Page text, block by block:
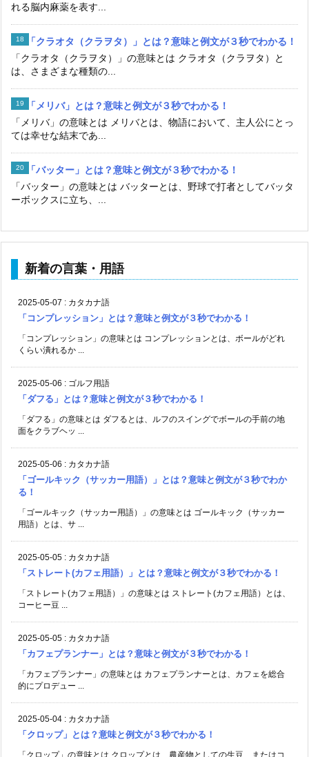
れる脳内麻薬を表す...
「クラオタ（クラヲタ）」とは？意味と例文が３秒でわかる！
「クラオタ（クラヲタ）」の意味とは クラオタ（クラヲタ）と
は、さまざまな種類の...
「メリバ」とは？意味と例文が３秒でわかる！
「メリバ」の意味とは メリバとは、物語において、主人公にとっ
ては幸せな結末であ...
「バッター」とは？意味と例文が３秒でわかる！
「バッター」の意味とは バッターとは、野球で打者としてバッタ
ーボックスに立ち、...
新着の言葉・用語
2025-05-07 : カタカナ語
「コンプレッション」とは？意味と例文が３秒でわかる！
「コンプレッション」の意味とは コンプレッションとは、ボールがどれ
くらい潰れるか ...
2025-05-06 : ゴルフ用語
「ダフる」とは？意味と例文が３秒でわかる！
「ダフる」の意味とは ダフるとは、ルフのスイングでボールの手前の地
面をクラブヘッ ...
2025-05-06 : カタカナ語
「ゴールキック（サッカー用語）」とは？意味と例文が３秒でわか
る！
「ゴールキック（サッカー用語）」の意味とは ゴールキック（サッカー
用語）とは、サ ...
2025-05-05 : カタカナ語
「ストレート(カフェ用語）」とは？意味と例文が３秒でわかる！
「ストレート(カフェ用語）」の意味とは ストレート(カフェ用語）とは、
コーヒー豆 ...
2025-05-05 : カタカナ語
「カフェプランナー」とは？意味と例文が３秒でわかる！
「カフェプランナー」の意味とは カフェプランナーとは、カフェを総合
的にプロデュー ...
2025-05-04 : カタカナ語
「クロップ」とは？意味と例文が３秒でわかる！
「クロップ」の意味とは クロップとは、農産物としての生豆、またはコ